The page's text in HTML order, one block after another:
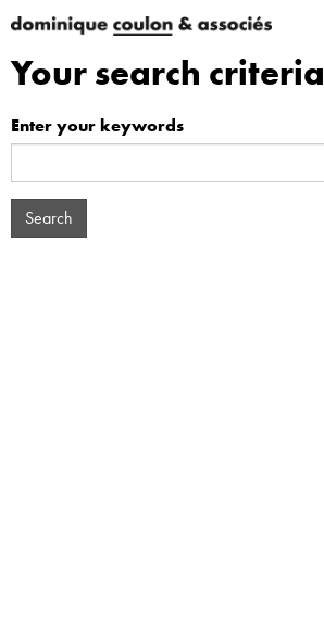
Your search criteria
Enter your keywords
Search